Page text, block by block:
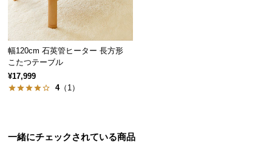
つ
い
て
お
客
ポ
幅120cm 石英管ヒーター 長方形
こたつテーブル
¥17,999
4（1）
一緒にチェックされている商品